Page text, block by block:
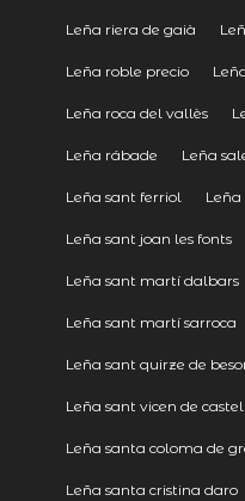
Leña riera de gaià
Leña roble precio
Leña roca del vallès
Leña rábade Leña
Leña sant ferriol
Leña sant joan les fonts
Leña sant martí dalbars
Leña sant martí sarroca
Leña sant quirze de
Leña sant vicen de
Leña santa coloma de
Leña santa cristina daro